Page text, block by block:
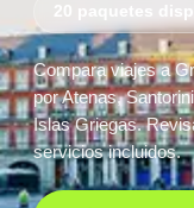
20 paquetes
Compara viajes a
por Atenas,
Islas Griegas.
servicios incluidos.